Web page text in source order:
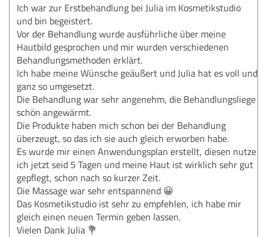
Ich war zur Erstbehandlung bei Julia im Kosmetikstudio
und bin begeistert.
Vor der Behandlung wurde ausführliche über meine
Hautbild gesprochen und mir wurden verschiedenen
Behandlungsmethoden erklärt.
Ich habe meine Wünsche geäußert und Julia hat es voll und
ganz so umgesetzt.
Die Behandlung war sehr angenehm, die Behandlungsliege
schön angewärmt.
Die Produkte haben mich schon bei der Behandlung
überzeugt, so das ich sie auch gleich erworben habe.
Es wurde mir einen Anwendungsplan erstellt, diesen nutze
ich jetzt seid 5 Tagen und meine Haut ist wirklich sehr gut
gepflegt, schon nach so kurzer Zeit.
Die Massage war sehr entspannend 😀
Das Kosmetikstudio ist sehr zu empfehlen, ich habe mir
gleich einen neuen Termin geben lassen.
Vielen Dank Julia 💐